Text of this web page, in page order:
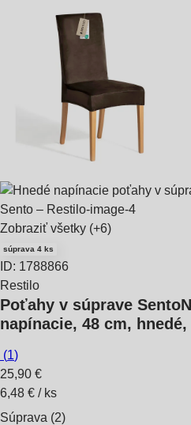
Zobraziť všetky (+6)
súprava 4 ks
ID: 1788866
Restilo
Poťahy v súprave Sento
napínacie, 48 cm, hnedé
(1)
25,90 €
6,48 € / ks
Súprava (2)